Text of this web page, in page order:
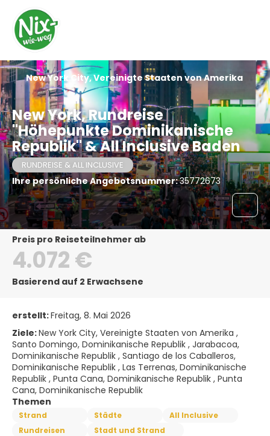
New York, Rundreise
"Höhepunkte Dominikanische
Republik" & All Inclusive Baden
RUNDREISE & ALL INCLUSIVE
Ihre persönliche Angebotsnummer:35772673
New York City, Vereinigte Staaten von Amerika
Preis pro Reiseteilnehmer ab
4.072 €
Basierend auf 2 Erwachsene
erstellt:Freitag, 8. Mai 2026
Ziele:New York City, Vereinigte Staaten von Amerika ,
Santo Domingo, Dominikanische Republik , Jarabacoa,
Dominikanische Republik , Santiago de los Caballeros,
Dominikanische Republik , Las Terrenas, Dominikanische
Republik , Punta Cana, Dominikanische Republik , Punta
Cana, Dominikanische Republik
Themen
Strand Städte
All Inclusive
Rundreisen
Stadt und Strand